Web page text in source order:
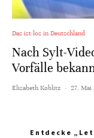
Das ist los in Deutschland
Nach Sylt-
Vorfälle
Elisabeth Koblitz · 27. Mai
Entdecke